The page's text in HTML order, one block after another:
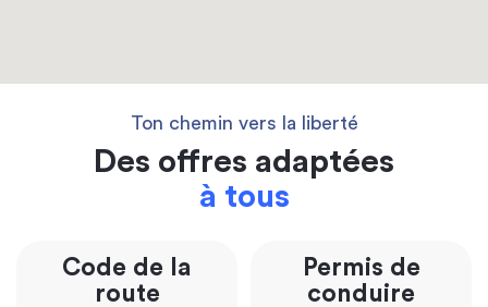
Ton chemin vers la liberté
Des offres adaptées
à tous
Code de la
route
Permis de
conduire